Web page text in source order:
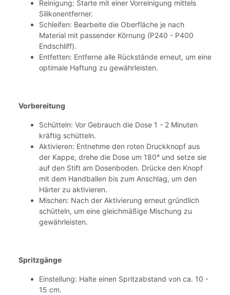
Reinigung: Starte mit einer Vorreinigung mittels
Silikonentferner.
Schleifen: Bearbeite die Oberfläche je nach
Material mit passender Körnung (P240 - P400
Endschliff).
Entfetten: Entferne alle Rückstände erneut, um eine
optimale Haftung zu gewährleisten.
Vorbereitung
Schütteln: Vor Gebrauch die Dose 1 - 2 Minuten
kräftig schütteln.
Aktivieren: Entnehme den roten Druckknopf aus
der Kappe, drehe die Dose um 180° und setze sie
auf den Stift am Dosenboden. Drücke den Knopf
mit dem Handballen bis zum Anschlag, um den
Härter zu aktivieren.
Mischen: Nach der Aktivierung erneut gründlich
schütteln, um eine gleichmäßige Mischung zu
gewährleisten.
Spritzgänge
Einstellung: Halte einen Spritzabstand von ca. 10 -
15 cm.